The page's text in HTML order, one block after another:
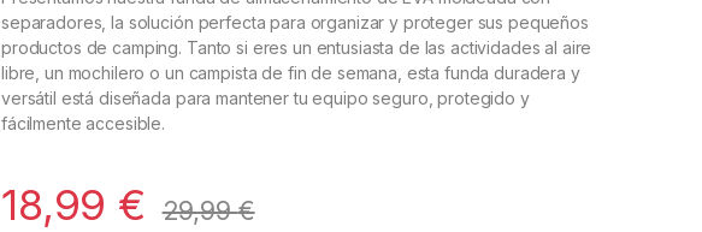
separadores, la solución perfecta para organizar y proteger sus pequeños
productos de camping. Tanto si eres un entusiasta de las actividades al aire
libre, un mochilero o un campista de fin de semana, esta funda duradera y
versátil está diseñada para mantener tu equipo seguro, protegido y
fácilmente accesible.
18,99 € 29,99€